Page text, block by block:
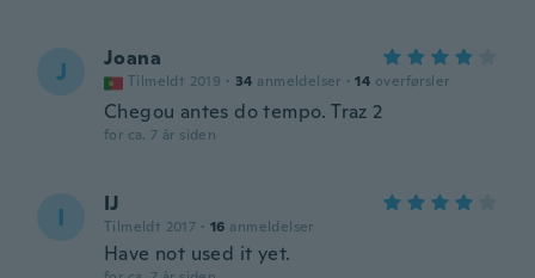
J Joana
Tilmeldt 2019 · 34 anmeldelser · 14 overførsler
Chegou antes do tempo. Traz 2
for ca. 7 år siden
I IJ
Tilmeldt 2017 · 16 anmeldelser
Have not used it yet.